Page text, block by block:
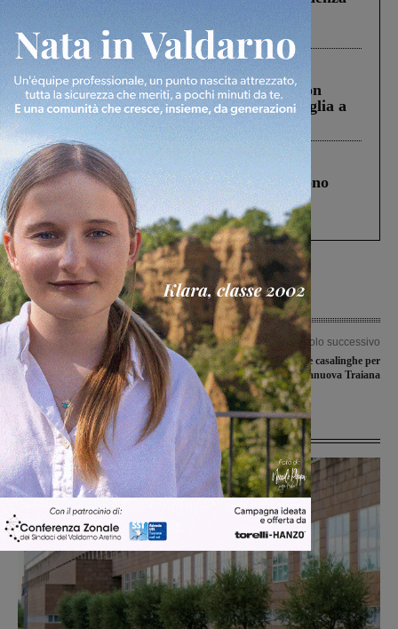
ringraziamento al Governo”
Cronaca 3 Agosto 2026
Scomparso da una struttura di Castiglion
Fiorentino l’uomo che aveva ucciso la figlia a
Levane nel 2020
Cronaca 4 Agosto 2026
Un anno fa la strage in A1 in cui morirono
Gianni, Giulia e Franco. Lo schianto, il
processo, lo stop ai sorpassi fra tir....
Articolo precedente
Il Montevarchi annuncia
provvedimenti nei confronti di Malotti
Articolo successivo
Sconfitte casalinghe per
Sangiovannese e Terranuova Traiana
Ultime Notizie